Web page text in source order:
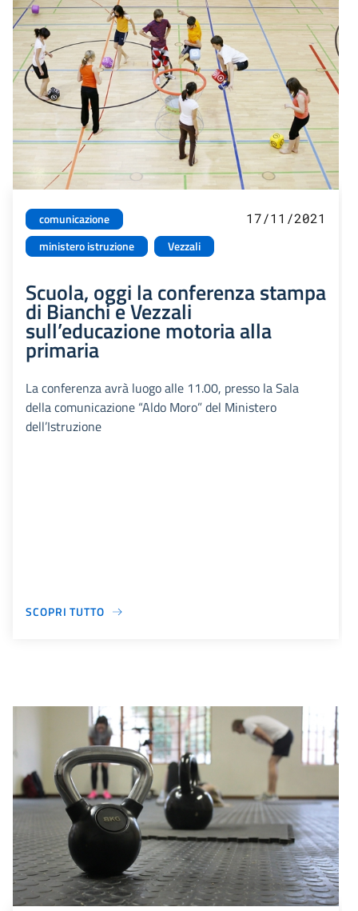
comunicazione
ministero istruzione
Vezzali
17/11/2021
Scuola, oggi la conferenza stampa
di Bianchi e Vezzali
sull’educazione motoria alla
primaria
La conferenza avrà luogo alle 11.00, presso la Sala
della comunicazione “Aldo Moro” del Ministero
dell’Istruzione
SCOPRI TUTTO